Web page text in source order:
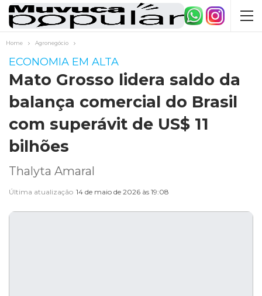
Home Agronegócio
ECONOMIA EM ALTA
Mato Grosso lidera saldo da
balança comercial do Brasil
com superávit de US$ 11
bilhões
Thalyta Amaral
Última atualização 14 de maio de 2026 às 19:08